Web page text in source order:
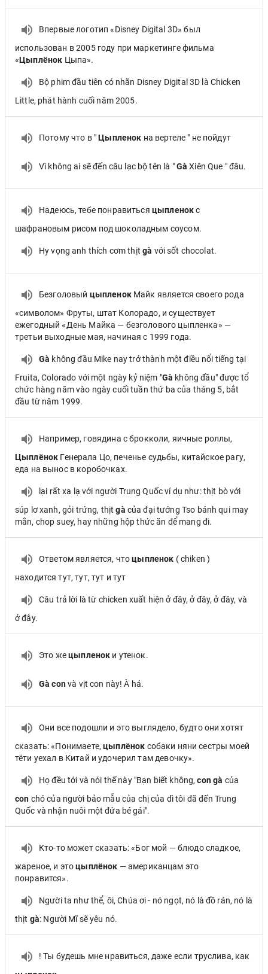
Впервые логотип «Disney Digital 3D» был
использован в 2005 году при маркетинге фильма
«Цыплёнок Цыпа».
Bộ phim đầu tiên có nhãn Disney Digital 3D là Chicken
Little, phát hành cuối năm 2005.
Потому что в "Цыпленок на вертеле " не пойдут
Vì không ai sẽ đến câu lạc bộ tên là "Gà Xiên Que " đâu.
Надеюсь, тебе понравиться цыпленокс
шафрановым рисом под шоколадным соусом.
Hy vọng anh thích cơm thịtgà với sốt chocolat.
Безголовый цыпленокМайк является своего рода
«символом» Фруты, штат Колорадо, и существует
ежегодный «День Майка — безголового цыпленка» —
третьи выходные мая, начиная с 1999 года.
Gà không đầu Mike nay trở thành một điều nổi tiếng tại
Fruita, Colorado với một ngày kỷ niệm "Gà không đầu" được tổ
chức hàng năm vào ngày cuối tuần thứ ba của tháng 5, bắt
đầu từ năm 1999.
Например, говядина с брокколи, яичные роллы,
Цыплёнок Генерала Цо, печенье судьбы, китайское рагу,
еда на вынос в коробочках.
lại rất xa lạ với người Trung Quốc ví dụ như: thịt bò với
súp lơ xanh, gỏi trứng, thịtgà của đại tướng Tso bánh qui may
mắn, chop suey, hay những hộp thức ăn để mang đi.
Ответом является, чтоцыпленок ( chiken )
находится тут, тут, тут и тут
Câu trả lời là từ chicken xuất hiện ở đây, ở đây, ở đây, và
ở đây.
Это жецыпленок и утенок.
Gà convà vịt con này! À há.
Они все подошли и это выглядело, будто они хотят
сказать: «Понимаете,цыплёнок собаки няни сестры моей
тёти уехал в Китай и удочерил там девочку».
Họ đều tới và nói thế này "Bạn biết không,con gà của
con chó của người bảo mẫu của chị của dì tôi đã đến Trung
Quốc và nhận nuôi một đứa bé gái".
Кто-то может сказать: «Бог мой — блюдо сладкое,
жареное, и этоцыплёнок — американцам это
понравится».
Người ta như thể, ôi, Chúa ơi - nó ngọt, nó là đồ rán, nó là
thịt gà: Người Mĩ sẽ yêu nó.
! Ты будешь мне нравиться, даже если труслива, как